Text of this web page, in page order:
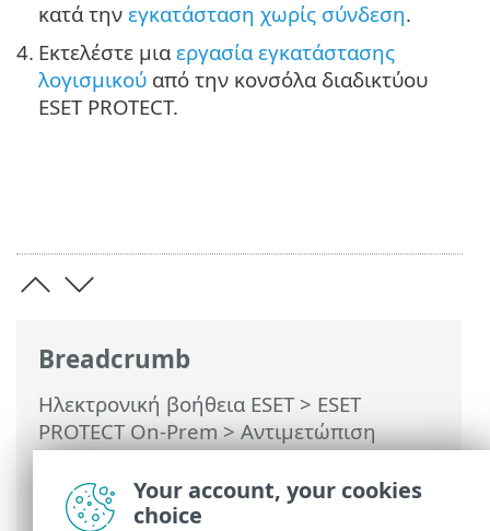
Breadcrumb
Ηλεκτρονική βοήθεια ESET> ESET
PROTECT On-Prem>Αντιμετώπιση
προβλημάτων> Αναβάθμιση στοιχείων
ESET PROTECT σε περιβάλλον εκτός
σύνδεσης
κατά την εγκατάσταση χωρίς σύνδεση.
4. Εκτελέστε μια εργασία εγκατάστασης
λογισμικού από την κονσόλα διαδικτύου
ESET PROTECT.
Your account, your cookies
choice